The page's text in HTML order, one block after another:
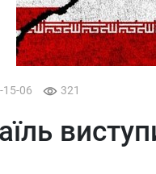
15-06 321